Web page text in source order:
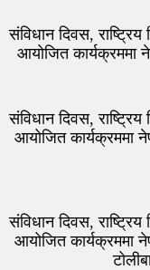
संविधान दिवस,
आयोजित कार्यक्रममा
संविधान दिवस,
आयोजित कार्यक्रममा
संविधान दिवस,
आयोजित कार्यक्रममा